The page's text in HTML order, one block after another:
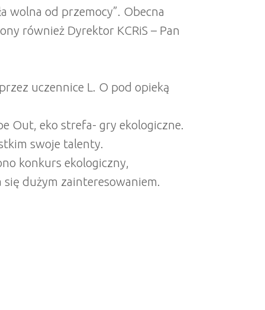
wolna od przemocy”. Obecna
również Dyrektor KCRiS – Pan
uczennice L. O pod opieką
Out, eko strefa- gry ekologiczne.
swoje talenty.
konkurs ekologiczny,
dużym zainteresowaniem.